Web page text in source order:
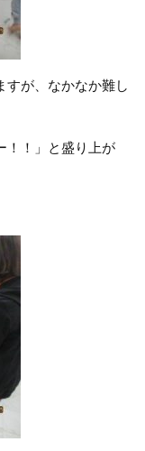
すが、なかなか難し
！！」と盛り上が